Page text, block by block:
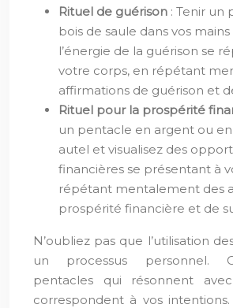
Rituel de guérison : Tenir un
bois de saule dans vos
l’énergie de la guérison se
votre corps, en répétant
affirmations de guérison et
Rituel pour la prospérité
un pentacle en argent ou
autel et visualisez des
financières se présentant à
répétant mentalement des
prospérité financière et de
N’oubliez pas que l’utilisation
un processus personnel.
pentacles qui résonnent
correspondent à vos